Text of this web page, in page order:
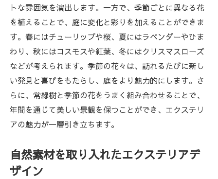
トな雰囲気を演出します。一方で、季節ごとに異なる花
を植えることで、庭に変化と彩りを加えることができま
す。春にはチューリップや桜、夏にはラベンダーやひま
わり、秋にはコスモスや紅葉、冬にはクリスマスローズ
などが考えられます。季節の花々は、訪れるたびに新し
い発見と喜びをもたらし、庭をより魅力的にします。さ
らに、常緑樹と季節の花をうまく組み合わせることで、
年間を通じて美しい景観を保つことができ、エクステリ
アの魅力が一層引き立ちます。
自然素材を取り入れたエクステリアデ
ザイン